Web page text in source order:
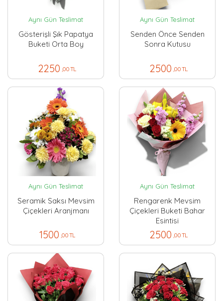
Aynı Gün Teslimat
Gösterişli Şık Papatya
Buketi Orta Boy
2250 ,00 TL
Aynı Gün Teslimat
Senden Önce Senden
Sonra Kutusu
2500 ,00 TL
Aynı Gün Teslimat
Seramik Saksı Mevsim
Çiçekleri Aranjmanı
1500 ,00 TL
Aynı Gün Teslimat
Rengarenk Mevsim
Çiçekleri Buketi Bahar
Esintisi
2500 ,00 TL